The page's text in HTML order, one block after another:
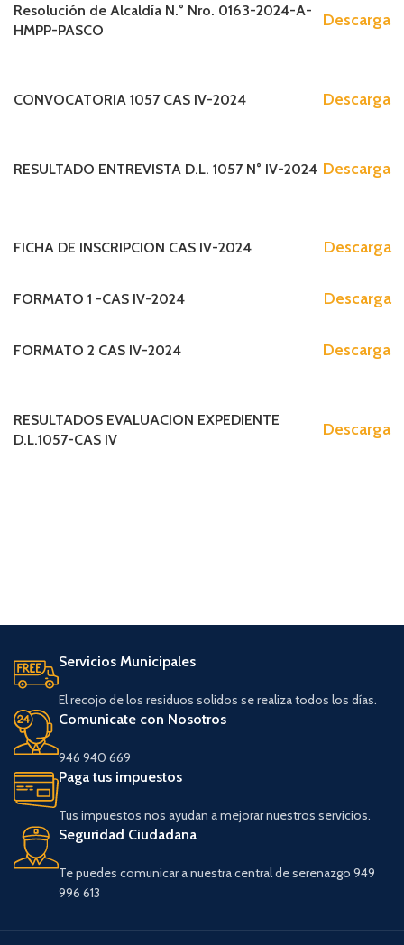
Resolución de Alcaldía N.° Nro. 0163-2024-A-
HMPP-PASCO
Descarga
CONVOCATORIA 1057 CAS IV-2024 Descarga
RESULTADO ENTREVISTA D.L. 1057 N° IV-2024 Descarga
FICHA DE INSCRIPCION CAS IV-2024 Descarga
FORMATO 1 -CAS IV-2024 Descarga
FORMATO 2 CAS IV-2024 Descarga
RESULTADOS EVALUACION EXPEDIENTE
D.L.1057-CAS IV
Descarga
Servicios Municipales
El recojo de los residuos solidos se realiza todos los días.
Comunicate con Nosotros
946 940 669
Paga tus impuestos
Tus impuestos nos ayudan a mejorar nuestros servicios.
Seguridad Ciudadana
Te puedes comunicar a nuestra central de serenazgo 949
996 613